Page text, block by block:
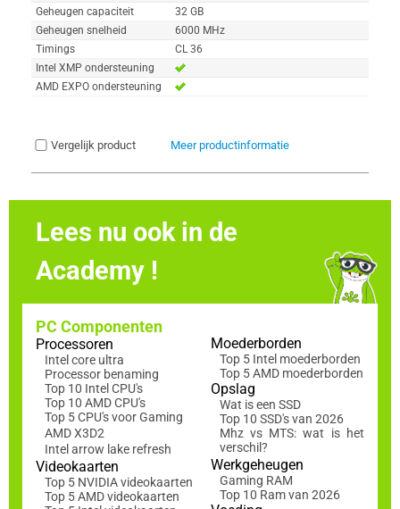
Geheugen capaciteit
32 GB
Geheugen snelheid
6000 MHz
Timings
CL 36
Intel XMP ondersteuning
AMD EXPO ondersteuning
Vergelijk product Meer productinformatie
Lees nu ook in de
Academy !
PC Componenten
Processoren
Intel core ultra
Processor benaming
Top 10 Intel CPU's
Top 10 AMD CPU's
Top 5 CPU's voor Gaming
AMD X3D2
Intel arrow lake refresh
Videokaarten
Top 5 NVIDIA videokaarten
Top 5 AMD videokaarten
Moederborden
Top 5 Intel moederborden
Top 5 AMD moederborden
Opslag
Wat is een SSD
Top 10 SSD's van 2026
Mhz vs MTS: wat is het
verschil?
Werkgeheugen
Gaming RAM
Top 10 Ram van 2026